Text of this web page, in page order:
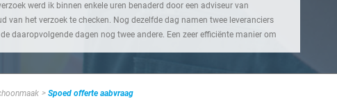
werd ik binnen enkele uren benaderd door een adviseur van
van het verzoek te checken. Nog dezelfde dag namen twee leveranciers
daaropvolgende dagen nog twee andere. Een zeer efficiënte manier om
kennen
Spoed offerte aabvraag